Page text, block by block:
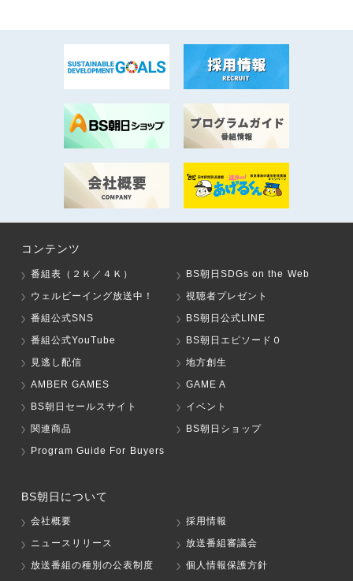
コンテンツ
番組表（２Ｋ／４Ｋ）
BS朝日SDGs on the Web
ウェルビーイング放送中！
視聴者プレゼント
番組公式SNS
BS朝日公式LINE
番組公式YouTube
BS朝日エピソード０
見逃し配信
地方創生
AMBER GAMES
GAME A
BS朝日セールスサイト
イベント
関連商品
BS朝日ショップ
Program Guide For Buyers
BS朝日について
会社概要
採用情報
ニュースリリース
放送番組審議会
放送番組の種別の公表制度
個人情報保護方針